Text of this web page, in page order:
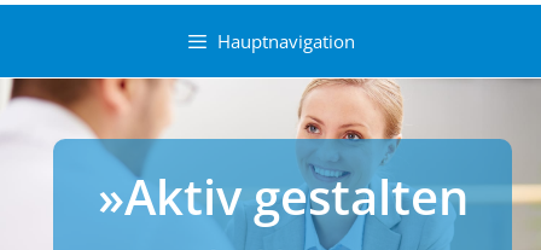
Hauptnavigation
»Aktiv gestalten